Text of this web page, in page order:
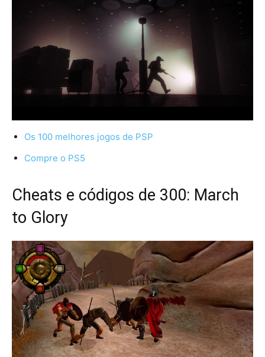
Os 100 melhores jogos de PSP
Compre o PS5
Cheats e códigos de 300: March
to Glory